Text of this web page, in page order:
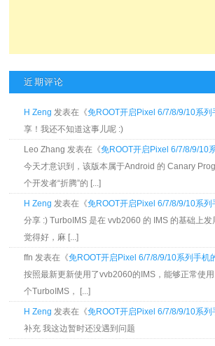
近期评论
H Zeng 发表在《免ROOT开启Pixel 6/7/8/9/10系列
享！我还不知道这事儿呢 :)
Leo Zhang 发表在《免ROOT开启Pixel 6/7/8/9/10
今天才意识到，该版本属于Android 的 Canary
个开发者“折腾”的 [...]
H Zeng 发表在《免ROOT开启Pixel 6/7/8/9/10系列
分享 :) TurboIMS 是在 vvb2060 的 IMS 的基础上
觉得好，麻 [...]
ffn 发表在《免ROOT开启Pixel 6/7/8/9/10系列手机
按照最新更新使用了vvb2060的IMS，能够正常使
个TurboIMS， [...]
H Zeng 发表在《免ROOT开启Pixel 6/7/8/9/10系列
补充 我这边暂时还没遇到问题